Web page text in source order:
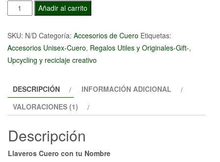
Llaveros
Cuero
cantidad
Añadir al carrito
SKU: N/D Categoría: Accesorios de Cuero Etiquetas:
Accesorios Unisex-Cuero, Regalos Utiles y Originales-Gift-,
Upcycling y reciclaje creativo
DESCRIPCIÓN
INFORMACIÓN ADICIONAL
VALORACIONES (1)
Descripción
Llaveros Cuero con tu Nombre